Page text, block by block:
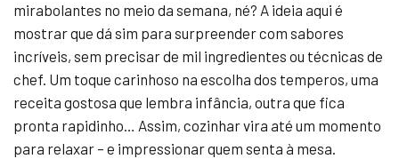
mirabolantes no meio da semana, né? A ideia aqui é
mostrar que dá sim para surpreender com sabores
incríveis, sem precisar de mil ingredientes ou técnicas de
chef. Um toque carinhoso na escolha dos temperos, uma
receita gostosa que lembra infância, outra que fica
pronta rapidinho… Assim, cozinhar vira até um momento
para relaxar – e impressionar quem senta à mesa.